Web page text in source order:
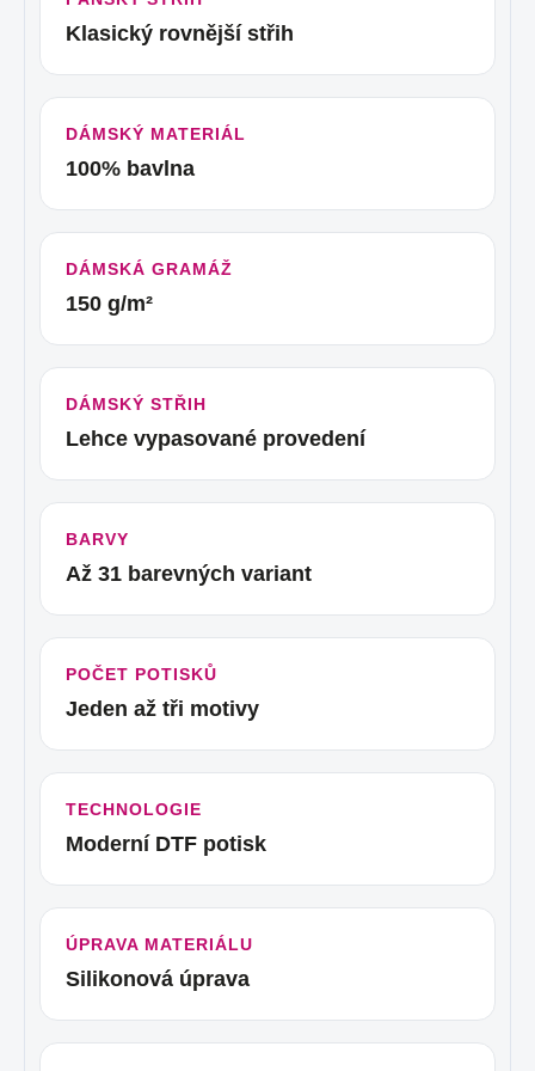
Klasický rovnější střih
DÁMSKÝ MATERIÁL
100% bavlna
DÁMSKÁ GRAMÁŽ
150 g/m²
DÁMSKÝ STŘIH
Lehce vypasované provedení
BARVY
Až 31 barevných variant
POČET POTISKŮ
Jeden až tři motivy
TECHNOLOGIE
Moderní DTF potisk
ÚPRAVA MATERIÁLU
Silikonová úprava